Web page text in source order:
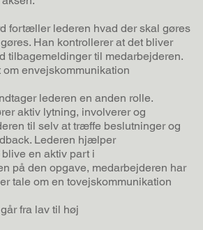
fortæller lederen hvad der skal gøres
Han kontrollerer at det bliver
tilbagemeldinger til medarbejderen.
envejskommunikation
lederen en anden rolle.
aktiv lytning, involverer og
til selv at træffe beslutninger og
Lederen hjælper
en aktiv part i
på den opgave, medarbejderen har
tale om en tovejskommunikation
fra lav til høj